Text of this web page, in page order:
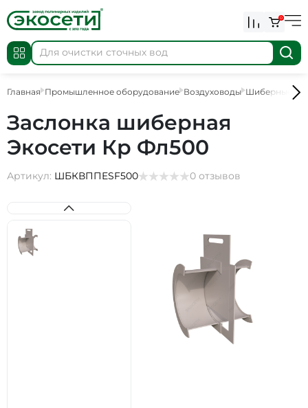
0
Главная Промышленное оборудование Воздуховоды Шиберные
Заслонка шиберная
Экосети Кр Фл500
Артикул: ШБКВППESF500 0 отзывов